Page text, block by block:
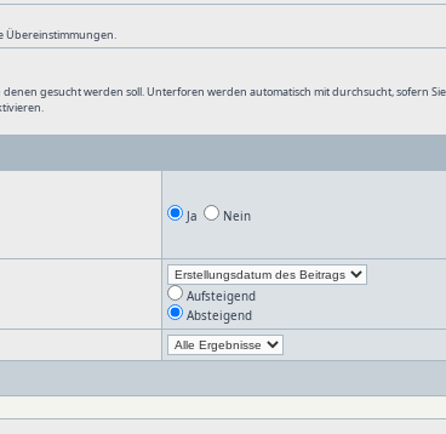
Übereinstimmungen.
denen gesucht werden soll. Unterforen werden automatisch mit durchsucht, sofern
Ja Nein
Aufsteigend
Absteigend